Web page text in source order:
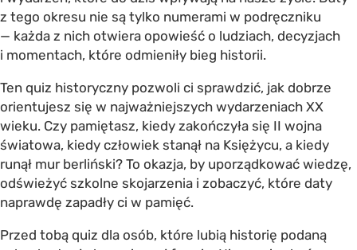
z tego okresu nie są tylko numerami w podręczniku
— każda z nich otwiera opowieść o ludziach, decyzjach
i momentach, które odmieniły bieg historii.
Ten quiz historyczny pozwoli ci sprawdzić, jak dobrze
orientujesz się w najważniejszych wydarzeniach XX
wieku. Czy pamiętasz, kiedy zakończyła się II wojna
światowa, kiedy człowiek stanął na Księżycu, a kiedy
runął mur berliński? To okazja, by uporządkować wiedzę,
odświeżyć szkolne skojarzenia i zobaczyć, które daty
naprawdę zapadły ci w pamięć.
Przed tobą quiz dla osób, które lubią historię podaną